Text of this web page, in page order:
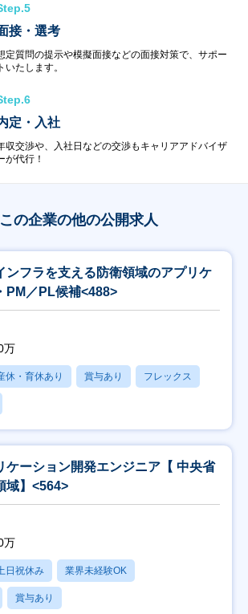
接・選考
定質問の提示や模擬面接などの面接対策で、サポー
トいたします。
定・入社
収交渉や、入社日などの交渉もキャリアアドバイザ
が代行！
この企業の他の公開求人
ンフラを支える防衛領域のアプリケ
PM／PL候補<488>
万
休・育休あり 賞与あり フレックス
ケーション開発エンジニア【 中央省
域】<564>
万
日祝休み 業界未経験OK
賞与あり